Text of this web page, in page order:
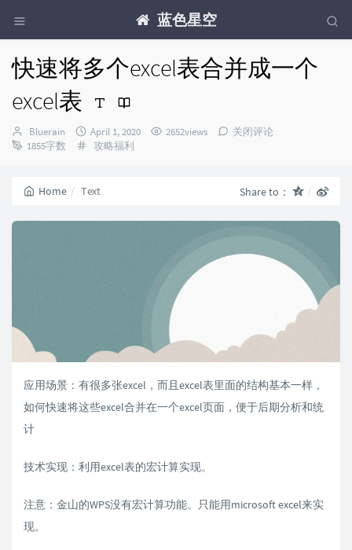
蓝色星空
快速将多个excel表合并成一个
excel表
Author：
Bluerain
发
布
April 1, 2020 2652views
关闭评论
1855字数
Categories：
攻略福利
Home Text Share to：
应用场景：有很多张excel，而且excel表里面的结构基本一样，
如何快速将这些excel合并在一个excel页面，便于后期分析和统
计
技术实现：利用excel表的宏计算实现。
注意：金山的WPS没有宏计算功能。只能用microsoft excel来实
现。